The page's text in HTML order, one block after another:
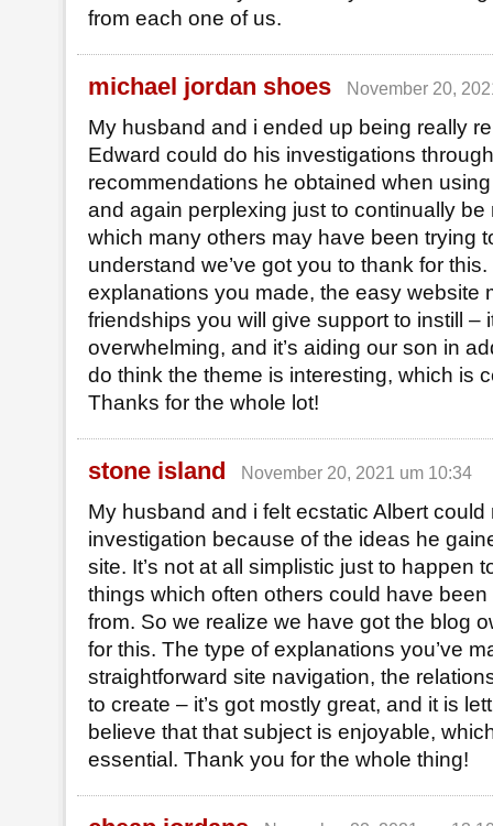
from each one of us.
michael jordan shoes November 20,
My husband and i ended up being really
Edward could do his investigations
recommendations he obtained when
and again perplexing just to continually be
which many others may have been trying
understand we’ve got you to thank for
explanations you made, the easy website
friendships you will give support to instill –
overwhelming, and it’s aiding our son in
do think the theme is interesting, which is
Thanks for the whole lot!
stone island November 20, 2021 um 10:34
My husband and i felt ecstatic Albert could
investigation because of the ideas he
site. It’s not at all simplistic just to happen
things which often others could have
from. So we realize we have got the blog
for this. The type of explanations you’ve
straightforward site navigation, the
to create – it’s got mostly great, and it is
believe that that subject is enjoyable,
essential. Thank you for the whole thing!